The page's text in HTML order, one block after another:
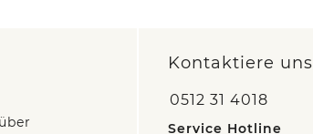
Kontaktiere uns
0512 31 4018
Service Hotline